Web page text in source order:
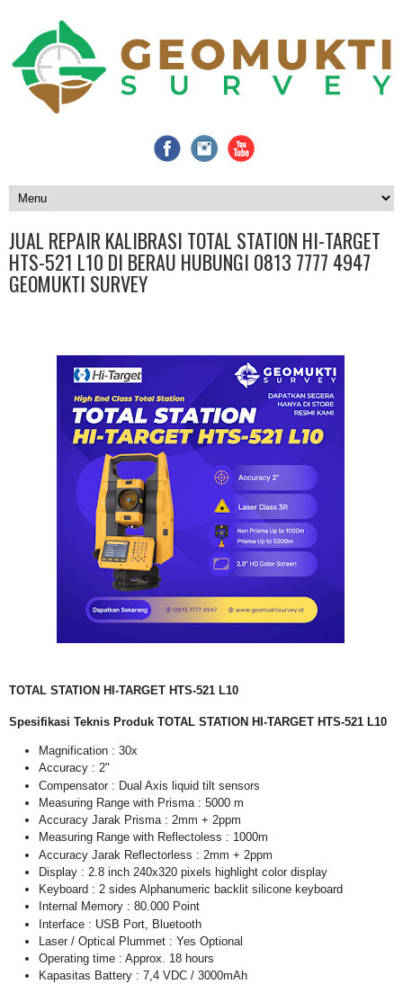
JUAL REPAIR KALIBRASI TOTAL STATION HI-TARGET
HTS-521 L10 DI BERAU HUBUNGI 0813 7777 4947
GEOMUKTI SURVEY
TOTAL STATION HI-TARGET HTS-521 L10
Spesifikasi Teknis Produk TOTAL STATION HI-TARGET HTS-521 L10
Magnification : 30x
Accuracy : 2"
Compensator : Dual Axis liquid tilt sensors
Measuring Range with Prisma : 5000 m
Accuracy Jarak Prisma : 2mm + 2ppm
Measuring Range with Reflectoless : 1000m
Accuracy Jarak Reflectorless : 2mm + 2ppm
Display : 2.8 inch 240x320 pixels highlight color display
Keyboard : 2 sides Alphanumeric backlit silicone keyboard
Internal Memory : 80.000 Point
Interface : USB Port, Bluetooth
Laser / Optical Plummet : Yes Optional
Operating time : Approx. 18 hours
Kapasitas Battery : 7,4 VDC / 3000mAh